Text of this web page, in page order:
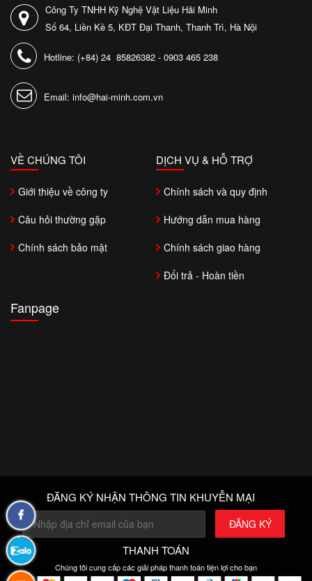
Hợp
Kim
Cứng
Zalo:
0972
Công Ty TNHH Kỹ Nghệ Vật Liệu Hải Minh
Số 64, Liền Kề 5, KĐT Đại Thanh, Thanh Trì, Hà Nội
Hotline: (+84) 24 85826382 - 0903 465 238
Email: info@hai-minh.com.vn
VỀ CHÚNG TÔI
Giới thiệu về công ty
Câu hỏi thường gặp
Chính sách bảo mật
DỊCH VỤ & HỖ TRỢ
Chính sách và quy định
Hướng dẫn mua hàng
Chính sách giao hàng
Đổi trả - Hoàn tiền
Fanpage
ĐĂNG KÝ NHẬN THÔNG TIN KHUYỄN MẠI
THANH TOÁN
Chúng tôi cung cấp các giải pháp thanh toán tiện lợi cho bạn